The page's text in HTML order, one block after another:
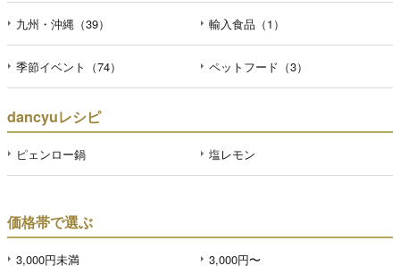
九州・沖縄（39） 輸入食品（1）
季節イベント（74） ペットフード（3）
dancyuレシピ
ピェンロー鍋 塩レモン
価格帯で選ぶ
3,000円未満 3,000円〜